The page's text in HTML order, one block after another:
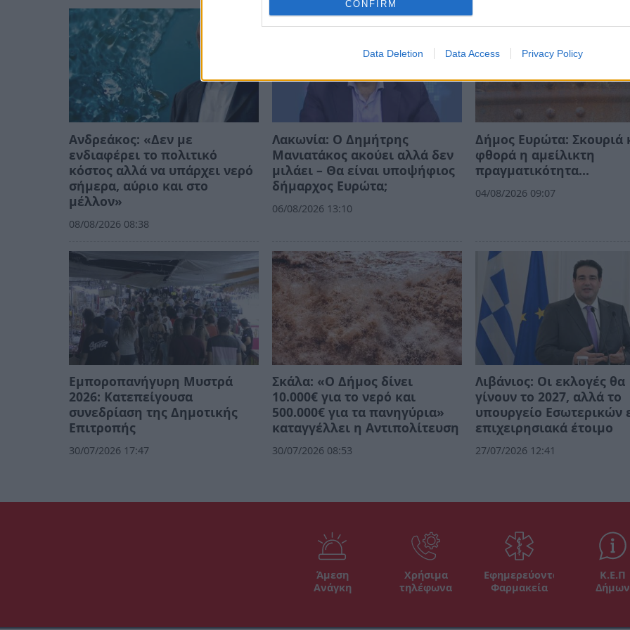
CONFIRM
Data Deletion Data Access Privacy Policy
Ανδρεάκος: «Δεν με
ενδιαφέρει το πολιτικό
κόστος αλλά να υπάρχει νερό
σήμερα, αύριο και στο
μέλλον»
08/08/2026 08:38
Λακωνία: Ο Δημήτρης
Μανιατάκος ακούει αλλά δεν
μιλάει – Θα είναι υποψήφιος
δήμαρχος Ευρώτα;
06/08/2026 13:10
Δήμος Ευρώτα: Σκουριά
φθορά η αμείλικτη
πραγματικότητα…
04/08/2026 09:07
Εμποροπανήγυρη Μυστρά
2026: Κατεπείγουσα
συνεδρίαση της Δημοτικής
Επιτροπής
30/07/2026 17:47
Σκάλα: «Ο Δήμος δίνει
10.000€ για το νερό και
500.000€ για τα πανηγύρια»
καταγγέλλει η Αντιπολίτευση
30/07/2026 08:53
Λιβάνιος: Οι εκλογές θα
γίνουν το 2027, αλλά το
υπουργείο Εσωτερικών
επιχειρησιακά έτοιμο
27/07/2026 12:41
Άμεση
Ανάγκη
Χρήσιμα
τηλέφωνα
Εφημερεύοντα
Φαρμακεία
Κ.Ε.Π
Δήμων